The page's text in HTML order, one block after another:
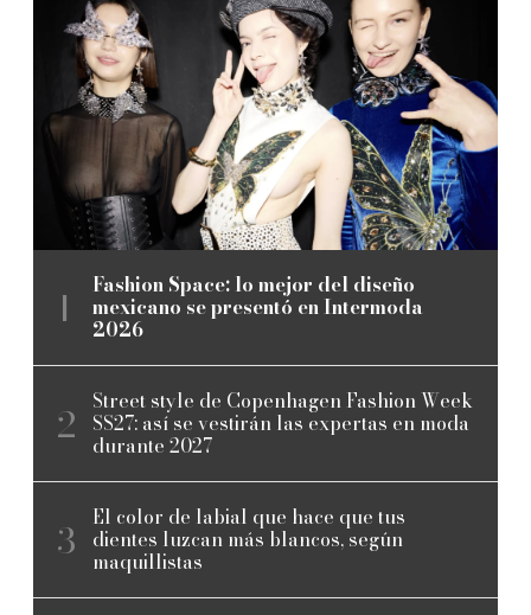
Fashion Space: lo mejor del diseño
mexicano se presentó en Intermoda
2026
Street style de Copenhagen Fashion Week
SS27: así se vestirán las expertas en moda
durante 2027
El color de labial que hace que tus
dientes luzcan más blancos, según
maquillistas